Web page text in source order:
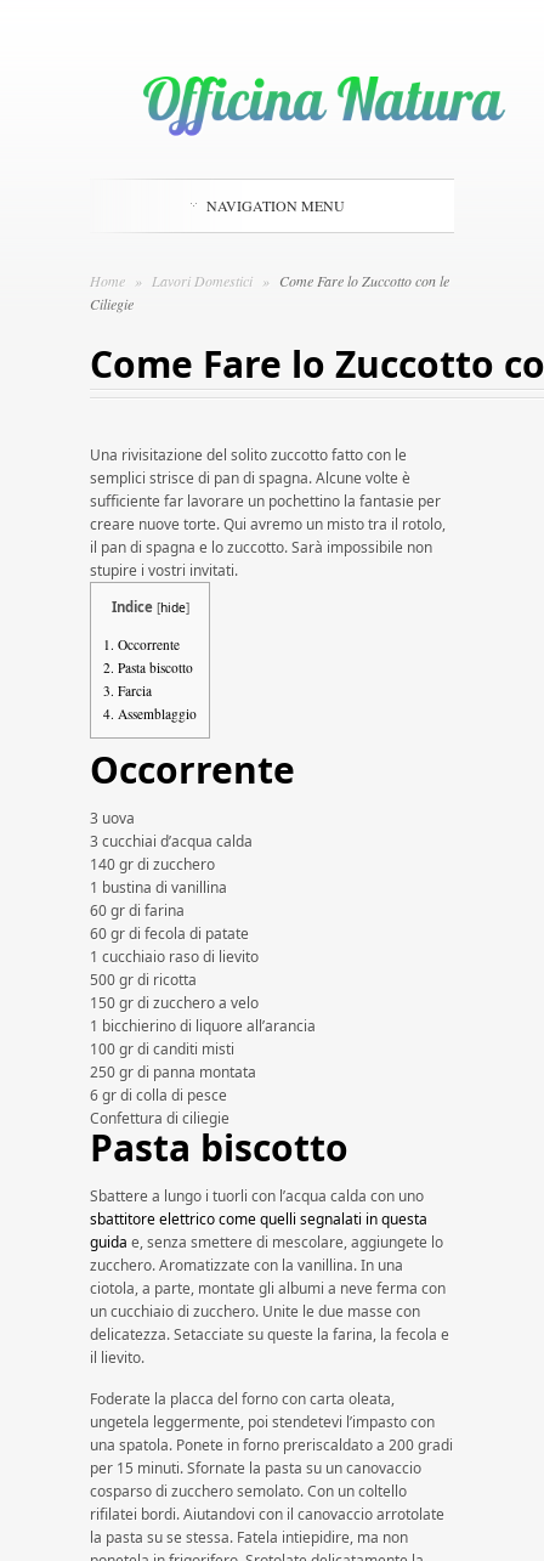
NAVIGATION MENU
Home » Lavori Domestici » Come Fare lo Zuccotto con le
Ciliegie
Come Fare lo Zuccotto
Una rivisitazione del solito zuccotto fatto con le
semplici strisce di pan di spagna. Alcune volte è
sufficiente far lavorare un pochettino la fantasie per
creare nuove torte. Qui avremo un misto tra il rotolo,
il pan di spagna e lo zuccotto. Sarà impossibile non
stupire i vostri invitati.
Indice [hide]
1. Occorrente
2. Pasta biscotto
3. Farcia
4. Assemblaggio
Occorrente
3 uova
3 cucchiai d’acqua calda
140 gr di zucchero
1 bustina di vanillina
60 gr di farina
60 gr di fecola di patate
1 cucchiaio raso di lievito
500 gr di ricotta
150 gr di zucchero a velo
1 bicchierino di liquore all’arancia
100 gr di canditi misti
250 gr di panna montata
6 gr di colla di pesce
Confettura di ciliegie
Pasta biscotto
Sbattere a lungo i tuorli con l’acqua calda con uno
sbattitore elettrico come quelli segnalati in questa
guida e, senza smettere di mescolare, aggiungete lo
zucchero. Aromatizzate con la vanillina. In una
ciotola, a parte, montate gli albumi a neve ferma con
un cucchiaio di zucchero. Unite le due masse con
delicatezza. Setacciate su queste la farina, la fecola e
il lievito.
Foderate la placca del forno con carta oleata,
ungetela leggermente, poi stendetevi l’impasto con
una spatola. Ponete in forno preriscaldato a 200 gradi
per 15 minuti. Sfornate la pasta su un canovaccio
cosparso di zucchero semolato. Con un coltello
rifilatei bordi. Aiutandovi con il canovaccio arrotolate
la pasta su se stessa. Fatela intiepidire, ma non